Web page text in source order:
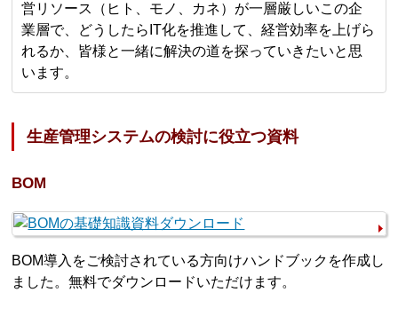
営リソース（ヒト、モノ、カネ）が一層厳しいこの企
業層で、どうしたらIT化を推進して、経営効率を上げら
れるか、皆様と一緒に解決の道を探っていきたいと思
います。
生産管理システムの検討に役立つ資料
BOM
BOM導入をご検討されている方向けハンドブックを作成し
ました。無料でダウンロードいただけます。